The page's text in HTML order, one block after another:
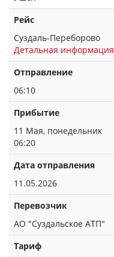
Рейс
Суздаль-Переборово
Детальная информация
Отправление
06:10
Прибытие
11 Мая, понедельник
06:20
Дата отправления
11.05.2026
Перевозчик
АО "Суздальское АТП"
Тариф